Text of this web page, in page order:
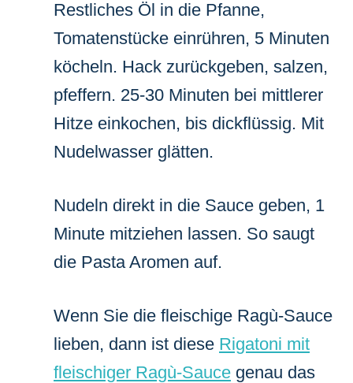
Restliches Öl in die Pfanne,
Tomatenstücke einrühren, 5 Minuten
köcheln. Hack zurückgeben, salzen,
pfeffern. 25-30 Minuten bei mittlerer
Hitze einkochen, bis dickflüssig. Mit
Nudelwasser glätten.
Nudeln direkt in die Sauce geben, 1
Minute mitziehen lassen. So saugt
die Pasta Aromen auf.
Wenn Sie die fleischige Ragù-Sauce
lieben, dann ist diese Rigatoni mit
fleischiger Ragù-Sauce genau das